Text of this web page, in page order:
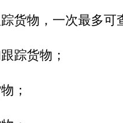
货物，一次最多可
踪货物；
；